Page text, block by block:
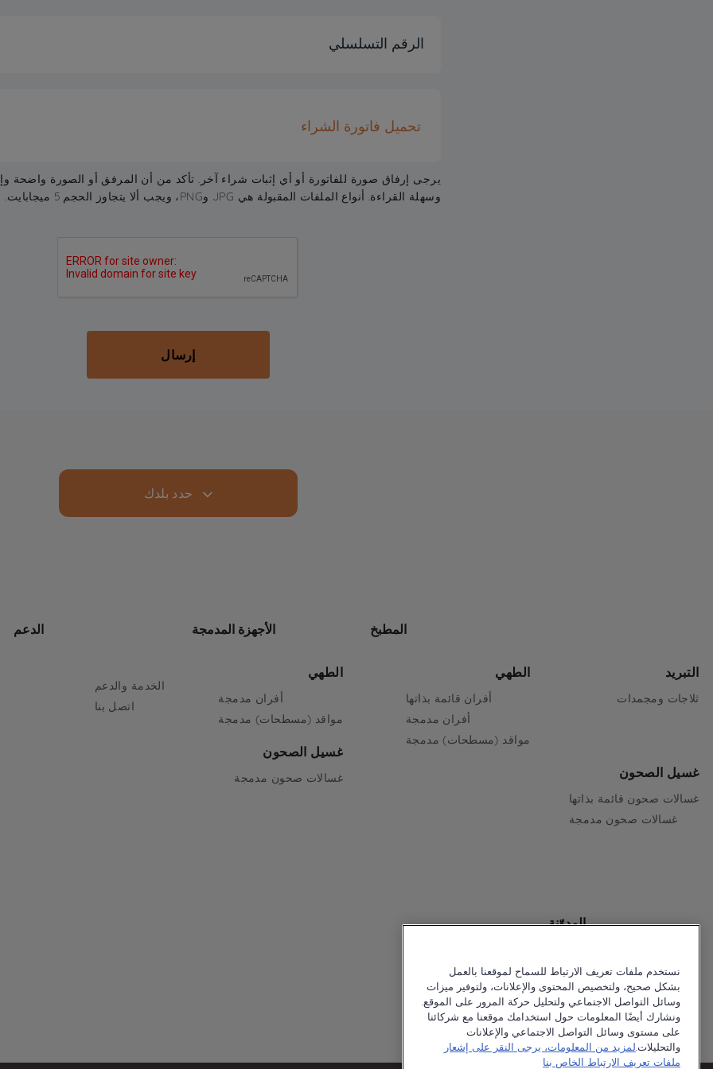
الرقم التسلسلي
تحميل فاتورة الشراء
يرجى إرفاق صورة للفاتورة أو أي إثبات شراء آخر. تأكد من أن المرفق أو الصورة واضحة
وسهلة القراءة. أنواع الملفات المقبولة هي JPG وPNG، ويجب ألا يتجاوز الحجم 5 ميجابايت.
إرسال
حدد بلدك
المطبخ
التبريد
ثلاجات ومجمدات
الطهي
أفران قائمة بذاتها
أفران مدمجة
مواقد (مسطحات) مدمجة
غسيل الصحون
غسالات صحون قائمة بذاتها
غسالات صحون مدمجة
الأجهزة المدمجة
الطهي
أفران مدمجة
مواقد (مسطحات) مدمجة
غسيل الصحون
غسالات صحون مدمجة
الدعم
الخدمة والدعم
اتصل بنا
المدوّنة
© 2026 Ariston
Privacy Policy
Cookie Policy
نستخدم ملفات تعريف الارتباط للسماح لموقعنا بالعمل
بشكل صحيح، ولتخصيص المحتوى والإعلانات، ولتوفير ميزات
وسائل التواصل الاجتماعي ولتحليل حركة المرور على الموقع.
ونشارك أيضًا المعلومات حول استخدامك موقعنا مع شركائنا
على مستوى وسائل التواصل الاجتماعي والإعلانات
والتحليلات.لمزيد من المعلومات، يرجى النقر على إشعار
ملفات تعريف الارتباط الخاص بنا